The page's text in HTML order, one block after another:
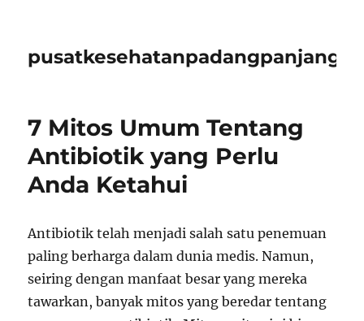
pusatkesehatanpadangpanjangid
7 Mitos Umum Tentang
Antibiotik yang Perlu
Anda Ketahui
Antibiotik telah menjadi salah satu penemuan
paling berharga dalam dunia medis. Namun,
seiring dengan manfaat besar yang mereka
tawarkan, banyak mitos yang beredar tentang